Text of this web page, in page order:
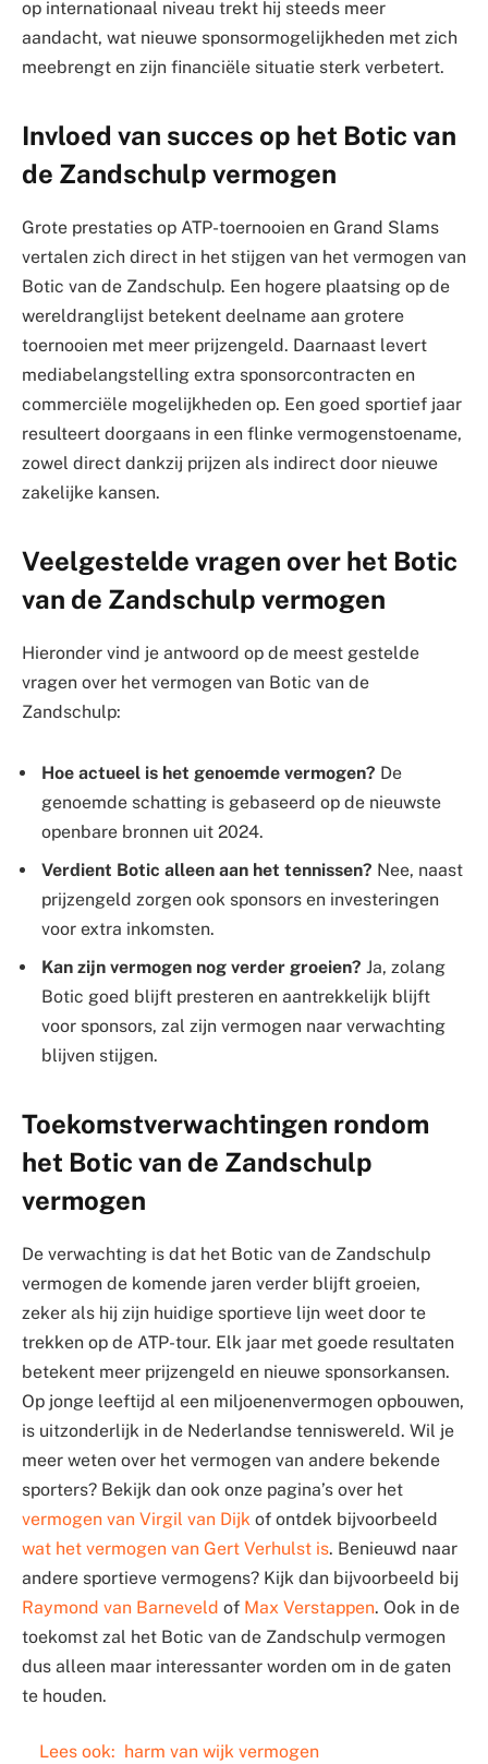
op internationaal niveau trekt hij steeds meer
aandacht, wat nieuwe sponsormogelijkheden met zich
meebrengt en zijn financiële situatie sterk verbetert.
Invloed van succes op het Botic van
de Zandschulp vermogen
Grote prestaties op ATP-toernooien en Grand Slams
vertalen zich direct in het stijgen van het vermogen van
Botic van de Zandschulp. Een hogere plaatsing op de
wereldranglijst betekent deelname aan grotere
toernooien met meer prijzengeld. Daarnaast levert
mediabelangstelling extra sponsorcontracten en
commerciële mogelijkheden op. Een goed sportief jaar
resulteert doorgaans in een flinke vermogenstoename,
zowel direct dankzij prijzen als indirect door nieuwe
zakelijke kansen.
Veelgestelde vragen over het Botic
van de Zandschulp vermogen
Hieronder vind je antwoord op de meest gestelde
vragen over het vermogen van Botic van de
Zandschulp:
Hoe actueel is het genoemde vermogen? De
genoemde schatting is gebaseerd op de nieuwste
openbare bronnen uit 2024.
Verdient Botic alleen aan het tennissen? Nee, naast
prijzengeld zorgen ook sponsors en investeringen
voor extra inkomsten.
Kan zijn vermogen nog verder groeien? Ja, zolang
Botic goed blijft presteren en aantrekkelijk blijft
voor sponsors, zal zijn vermogen naar verwachting
blijven stijgen.
Toekomstverwachtingen rondom
het Botic van de Zandschulp
vermogen
De verwachting is dat het Botic van de Zandschulp
vermogen de komende jaren verder blijft groeien,
zeker als hij zijn huidige sportieve lijn weet door te
trekken op de ATP-tour. Elk jaar met goede resultaten
betekent meer prijzengeld en nieuwe sponsorkansen.
Op jonge leeftijd al een miljoenenvermogen opbouwen,
is uitzonderlijk in de Nederlandse tenniswereld. Wil je
meer weten over het vermogen van andere bekende
sporters? Bekijk dan ook onze pagina’s over het
vermogen van Virgil van Dijk of ontdek bijvoorbeeld
wat het vermogen van Gert Verhulst is. Benieuwd naar
andere sportieve vermogens? Kijk dan bijvoorbeeld bij
Raymond van Barneveld of Max Verstappen. Ook in de
toekomst zal het Botic van de Zandschulp vermogen
dus alleen maar interessanter worden om in de gaten
te houden.
Lees ook: harm van wijk vermogen